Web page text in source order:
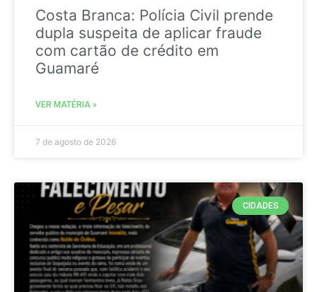
Costa Branca: Polícia Civil prende
dupla suspeita de aplicar fraude
com cartão de crédito em
Guamaré
VER MATÉRIA »
7 de agosto de 2026
CIDADES